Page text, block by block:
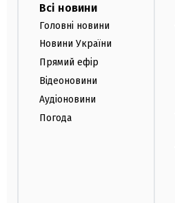
Всі новини
Головні новини
Новини України
Прямий ефір
Відеоновини
Аудіоновини
Погода